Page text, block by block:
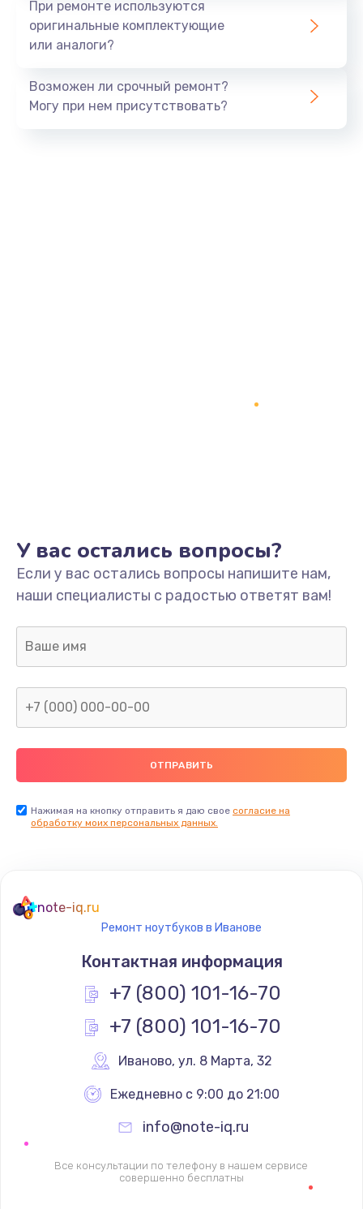
При ремонте используются
оригинальные комплектующие
или аналоги?
Возможен ли срочный ремонт?
Могу при нем присутствовать?
У вас остались вопросы?
Если у вас остались вопросы напишите нам,
наши специалисты с радостью ответят вам!
Нажимая на кнопку отправить я даю свое согласие на
обработку моих персональных данных.
note-iq.ru
Ремонт ноутбуков в Иванове
Контактная информация
+7 (800) 101-16-70
+7 (800) 101-16-70
Иваново, ул. 8 Марта, 32
Ежедневно с 9:00 до 21:00
info@note-iq.ru
Все консультации по телефону в нашем сервисе
совершенно бесплатны